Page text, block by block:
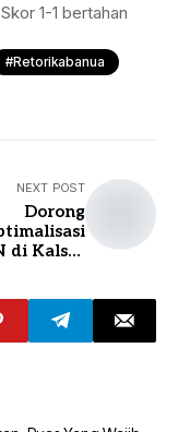
1-1 bertahan
#retorikabanua
NEXT POST
Dorong
di Kalsel,
Direvisi